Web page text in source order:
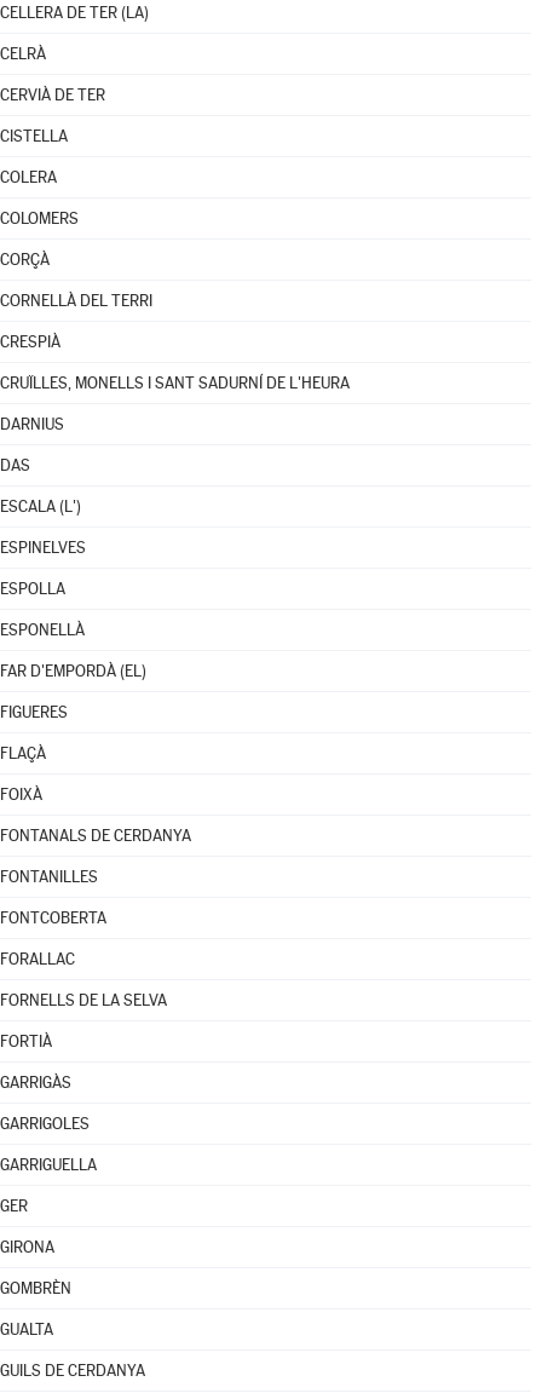
CELLERA DE TER (LA)
CELRÀ
CERVIÀ DE TER
CISTELLA
COLERA
COLOMERS
CORÇÀ
CORNELLÀ DEL TERRI
CRESPIÀ
CRUÏLLES, MONELLS I SANT SADURNÍ DE L'HEURA
DARNIUS
DAS
ESCALA (L')
ESPINELVES
ESPOLLA
ESPONELLÀ
FAR D'EMPORDÀ (EL)
FIGUERES
FLAÇÀ
FOIXÀ
FONTANALS DE CERDANYA
FONTANILLES
FONTCOBERTA
FORALLAC
FORNELLS DE LA SELVA
FORTIÀ
GARRIGÀS
GARRIGOLES
GARRIGUELLA
GER
GIRONA
GOMBRÈN
GUALTA
GUILS DE CERDANYA